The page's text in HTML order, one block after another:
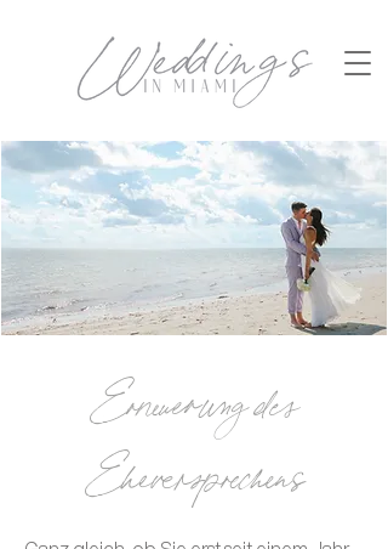
Erneuerung des
Eheversprechens